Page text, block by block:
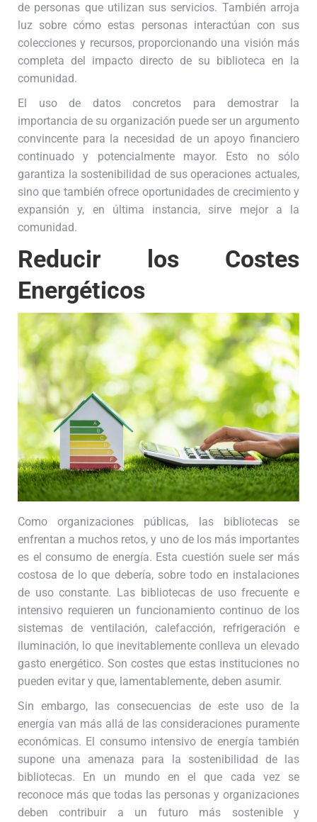
de personas que utilizan sus servicios. También arroja
luz sobre cómo estas personas interactúan con sus
colecciones y recursos, proporcionando una visión más
completa del impacto directo de su biblioteca en la
comunidad.
El uso de datos concretos para demostrar la
importancia de su organización puede ser un argumento
convincente para la necesidad de un apoyo financiero
continuado y potencialmente mayor. Esto no sólo
garantiza la sostenibilidad de sus operaciones actuales,
sino que también ofrece oportunidades de crecimiento y
expansión y, en última instancia, sirve mejor a la
comunidad.
Reducir los Costes
Energéticos
Como organizaciones públicas, las bibliotecas se
enfrentan a muchos retos, y uno de los más importantes
es el consumo de energía. Esta cuestión suele ser más
costosa de lo que debería, sobre todo en instalaciones
de uso constante. Las bibliotecas de uso frecuente e
intensivo requieren un funcionamiento continuo de los
sistemas de ventilación, calefacción, refrigeración e
iluminación, lo que inevitablemente conlleva un elevado
gasto energético. Son costes que estas instituciones no
pueden evitar y que, lamentablemente, deben asumir.
Sin embargo, las consecuencias de este uso de la
energía van más allá de las consideraciones puramente
económicas. El consumo intensivo de energía también
supone una amenaza para la sostenibilidad de las
bibliotecas. En un mundo en el que cada vez se
reconoce más que todas las personas y organizaciones
deben contribuir a un futuro más sostenible y